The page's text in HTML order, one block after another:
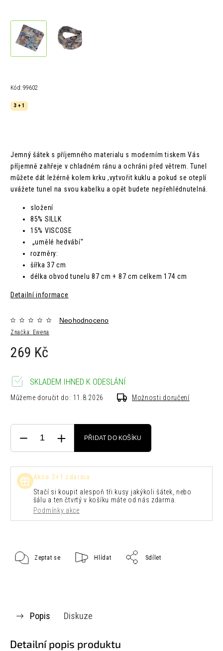
Kód: 99602
3 + 1
Jemný šátek s příjemného materialu s moderním tiskem Vás
příjemně zahřeje v chladném ránu a ochráni před větrem.Tunel
můžete dát ležérně kolem krku ,vytvořit kuklu a pokud se oteplí
uvážete tunel na svou kabelku a opět budete nepřehlédnutelná.
složení
85% SILLK
15% VISCOSE
„umělé hedvábí“
rozměry:
šířka 37 cm
délka obvod tunelu 87 cm + 87 cm celkem 174 cm
Detailní informace
Značka: Ewena
Neohodnoceno
269 Kč
SKLADEM IHNED K ODESLÁNÍ
Můžeme doručit do: 11.8.2026 Možnosti doručení
PŘIDAT DO KOŠÍKU
Akce 3+1 zdarma
Stačí si koupit alespoň tři kusy jakýkoli šátek, nebo
šálu a ten čtvrtý v košíku máte od nás zdarma.
Podmínky akce
Zeptat se Hlídat Sdílet
Popis Diskuze
Detailní popis produktu